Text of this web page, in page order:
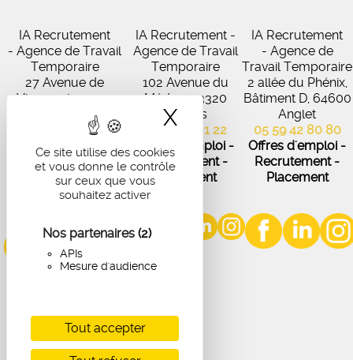
Ce site utilise des cookies
et vous donne le contrôle
sur ceux que vous
souhaitez activer
Nos partenaires (2)
APIs
Mesure d'audience
Tout accepter
X Masquer le
IA Recrutement
- Agence de Travail
Temporaire
27 Avenue de
Virecourt, 33370
Artigues-près-
Bordeaux
05 56 67 48 57
Offres d'emploi -
Recrutement -
Placement
IA Recrutement -
Agence de Travail
Temporaire
102 Avenue du
Médoc, 33320
Eysines
05 56 45 21 22
Offres d'emploi -
Recrutement -
Placement
IA Recrutement
- Agence de
Travail Temporaire
2 allée du Phénix,
Bâtiment D, 64600
Anglet
05 59 42 80 80
Offres d'emploi -
Recrutement -
Placement